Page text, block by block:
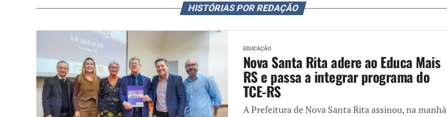
HISTÓRIAS POR REDAÇÃO
EDUCAÇÃO
Nova Santa Rita adere ao Educa Mais
RS e passa a integrar programa do
TCE-RS
A Prefeitura de Nova Santa Rita assinou, na manhã